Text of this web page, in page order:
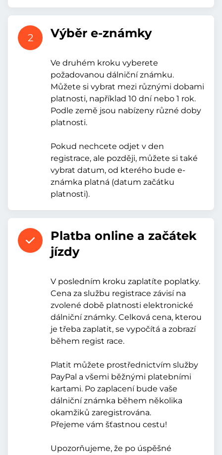
2 Výběr e-známky
Ve druhém kroku vyberete
požadovanou dálniční známku.
Můžete si vybrat mezi různými dobami
platnosti, například 10 dní nebo 1 rok.
Podle země jsou nabízeny různé doby
platnosti.
Pokud nechcete odjet v den
registrace, ale později, můžete si také
vybrat datum, od kterého bude e-
známka platná (datum začátku
platnosti).
Platba online a začátek
jízdy
V posledním kroku zaplatíte poplatky.
Cena za službu registrace závisí na
zvolené době platnosti elektronické
dálniční známky. Celková cena, kterou
je třeba zaplatit, se vypočítá a zobrazí
během regist race.
Platit můžete prostřednictvím služby
PayPal a všemi běžnými platebními
kartami. Po zaplacení bude vaše
dálniční známka během několika
okamžiků zaregistrována.
Přejeme vám šťastnou cestu!
Upozorňujeme, že po úspěšné